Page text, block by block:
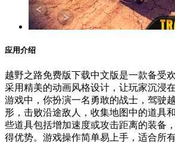
应用介绍
越野之路免费版下载中文版是一款备受
采用精美的动画风格设计，让玩家沉浸
游戏中，你扮演一名勇敢的战士，驾驶
形，击败沿途敌人，收集地图中的道具
些道具包括增加速度或攻击距离的装备
得优势。游戏操作简单易上手，适合所